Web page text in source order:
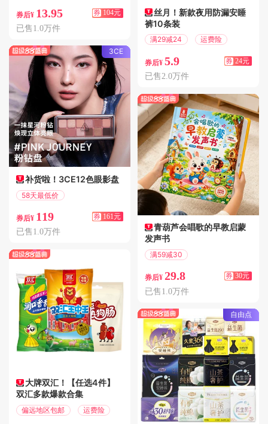
券后¥ 13.95 券 104元
已售1.0万件
3CE
补货啦！3CE12色眼影盘
58天最低价
券后¥ 119 券 161元
已售1.0万件
大牌双汇！【任选4件】
双汇多款爆款合集
偏远地区包邮 运费险
丝月！新款夜用防漏安睡
裤10条装
满29减24 运费险
券后¥ 5.9 券 24元
已售2.0万件
青葫芦会唱歌的早教启蒙
发声书
满59减30
券后¥ 29.8 券 30元
已售1.0万件
自由点